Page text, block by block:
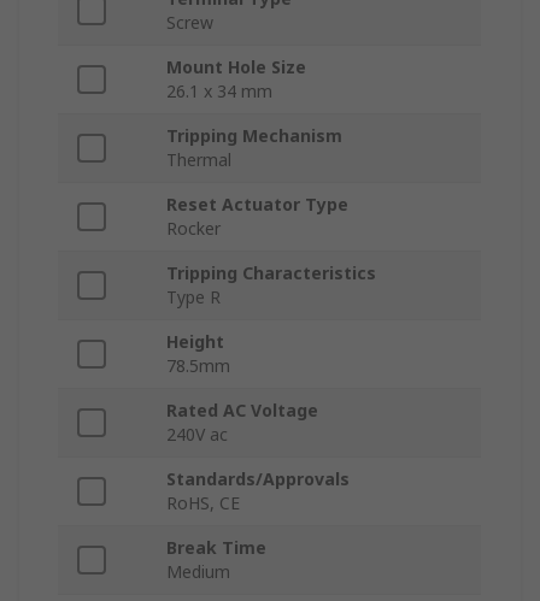
Screw
Mount Hole Size
26.1 x 34 mm
Tripping Mechanism
Thermal
Reset Actuator Type
Rocker
Tripping Characteristics
Type R
Height
78.5mm
Rated AC Voltage
240V ac
Standards/Approvals
RoHS, CE
Break Time
Medium